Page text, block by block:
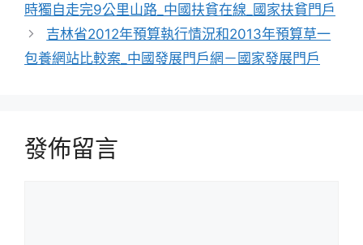
時獨自走完9公里山路_中國扶貧在線_國家扶貧門戶
吉林省2012年預算執行情況和2013年預算草一
包養網站比較案_中國發展門戶網－國家發展門戶
發佈留言